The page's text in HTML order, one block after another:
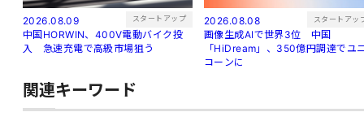
2026.08.09 スタートアップ
中国HORWIN、400V電動バイク投
入 急速充電で高級市場狙う
2026.08.08 スタートアッ
画像生成AIで世界3位 中国
「HiDream」、350億円調達でユ
コーンに
関連キーワード